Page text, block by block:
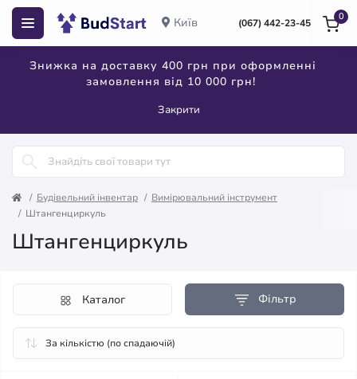
Київ (067) 442-23-45
Знижка на доставку 400 грн при оформленні
замовлення від 10 000 грн!
Закрити
0
Будівельний інвентар
Вимірювальний інструмент
Штангенциркуль
Штангенциркуль
Фільтр
Каталог